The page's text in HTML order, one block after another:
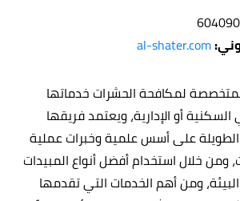
al-shater.com
لمكافحة الحشرات خدماتها
السكنية أو الإدارية، ويعتمد فريقها
على أسس علمية وخبرات عملية
خلال استخدام أفضل أنواع المبيدات
ومن أهم الخدمات التي تقدمها